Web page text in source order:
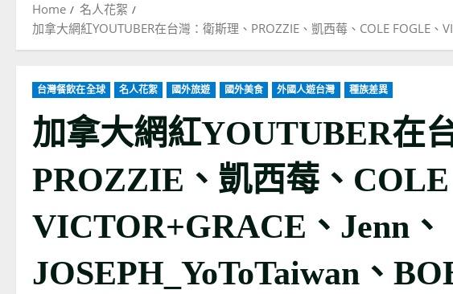
Home
名人花絮
加拿大網紅YOUTUBER在台灣：衛斯理、PROZZIE、凱西莓、COLE FOGLE、
台灣餐飲在全球 名人花絮 國外旅遊 國外美食 外國人遊台灣 種族差異
加拿大網紅YOUTUBER在
PROZZIE、凱西莓、COLE
VICTOR+GRACE、Jenn、
JOSEPH_YoToTaiwan、